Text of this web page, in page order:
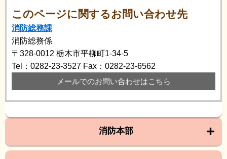
このページに関するお問い合わせ先
消防総務課
消防総務係
〒328-0012 栃木市平柳町1-34-5
Tel：0282-23-3527 Fax：0282-23-6562
メールでのお問い合わせはこちら
消防本部